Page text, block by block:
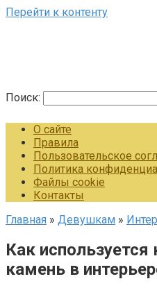
Перейти к контенту
Поиск:
О сайте
Правила
Пользовательское
Политика
Файлы cookie
Контакты
Главная » Девушкам »
Как
камень в